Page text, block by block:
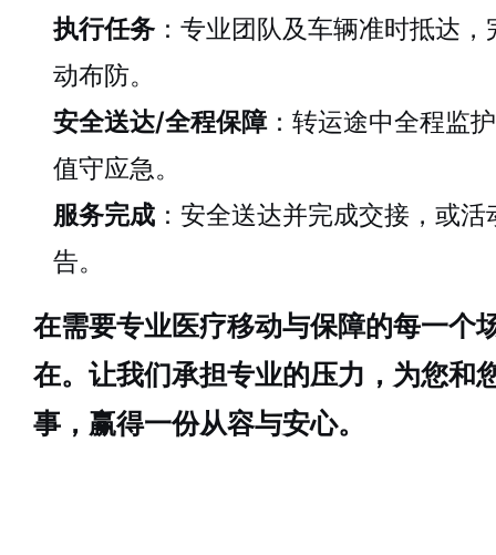
执行任务 ：专业团队及车辆准时抵达
动布防。
安全送达/全程保障：转运途中全程监
值守应急。
服务完成 ：安全送达并完成交接，或
告。
在需要专业医疗移动与保障的每一个
在。让我们承担专业的压力，为您和
事，赢得一份从容与安心。